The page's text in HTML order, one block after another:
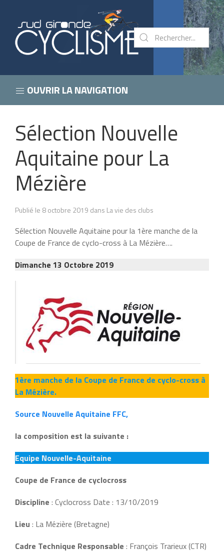
OUVRIR LA NAVIGATION
Sélection Nouvelle
Aquitaine pour La
Mézière
Publié le 8 octobre 2019 dans La vie des clubs
Sélection Nouvelle Aquitaine pour la 1ère manche de la
Coupe de France de cyclo-cross à La Mézière….
Dimanche 13 Octobre 2019
1ère manche de la Coupe de France de cyclo-cross à
La Mézière.
Source Nouvelle Aquitaine FFC,
la composition est la suivante :
Equipe Nouvelle-Aquitaine
Coupe de France de cyclocross
Discipline : Cyclocross Date : 13/10/2019
Lieu : La Mézière (Bretagne)
Cadre Technique Responsable : François Trarieux (CTR)